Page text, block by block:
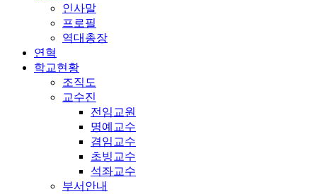
인사말
프로필
역대총장
연혁
학교현황
조직도
교수진
전임교원
명예교수
겸임교수
초빙교수
석좌교수
부서안내